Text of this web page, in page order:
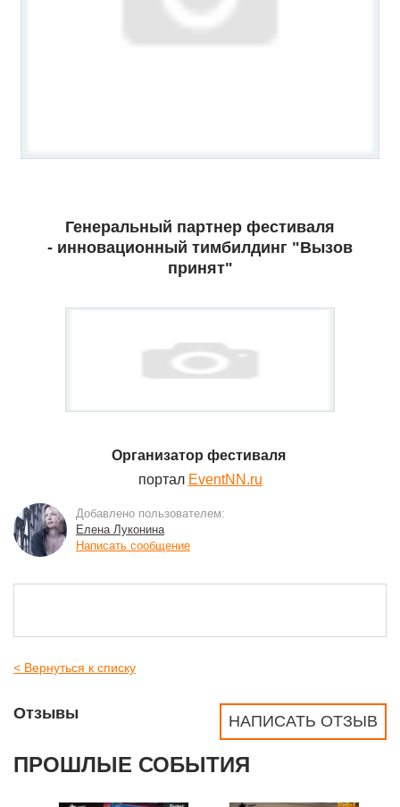
Генеральный партнер фестиваля
- инновационный тимбилдинг "Вызов
принят"
Организатор фестиваля
портал EventNN.ru
Добавлено пользователем:
Елена Луконина
Написать сообщение
< Вернуться к списку
НАПИСАТЬ ОТЗЫВ
Отзывы
ПРОШЛЫЕ СОБЫТИЯ